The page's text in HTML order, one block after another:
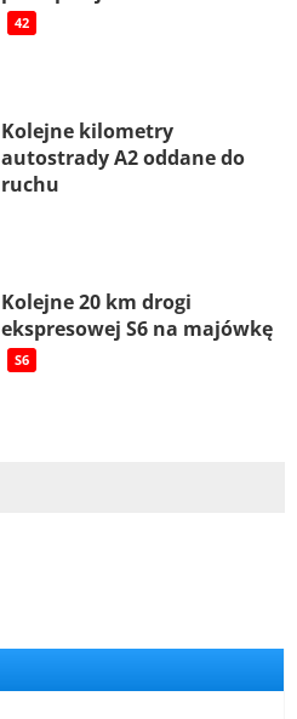
42
Kolejne kilometry
autostrady A2 oddane do
ruchu
Kolejne 20 km drogi
ekspresowej S6 na majówkę
S6